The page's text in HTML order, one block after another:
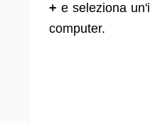
+ e seleziona
computer.